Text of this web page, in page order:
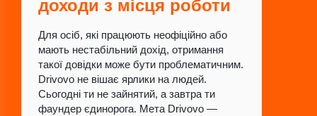
доходи з місця роботи
Для осіб, які працюють неофіційно або
мають нестабільний дохід, отримання
такої довідки може бути проблематичним.
Drivovo не вішає ярлики на людей.
Сьогодні ти не зайнятий, а завтра ти
фаундер єдинорога. Мета Drivovo —